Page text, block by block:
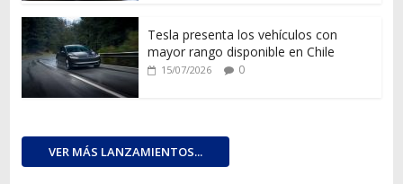
Tesla presenta los vehículos con
mayor rango disponible en Chile
15/07/2026 0
VER MÁS LANZAMIENTOS...